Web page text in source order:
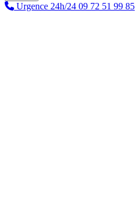
Urgence 24h/24 09 72 51 99 85